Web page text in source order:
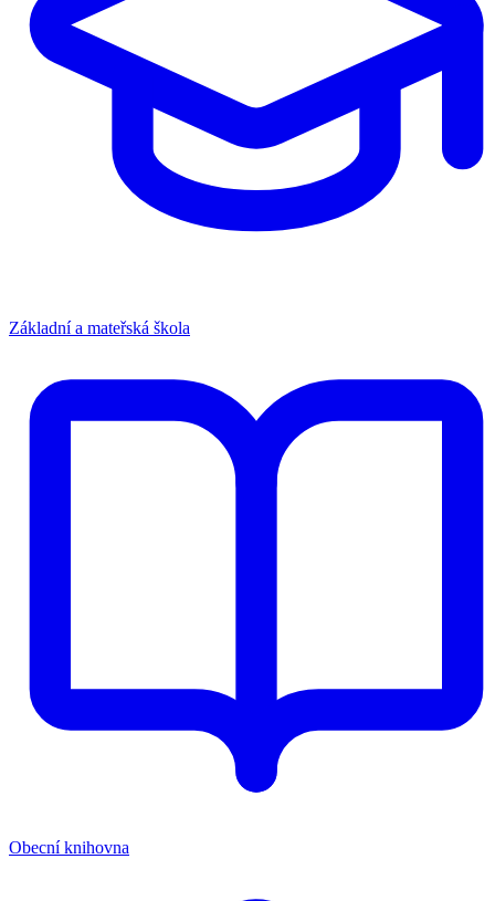
Základní a mateřská škola
Obecní knihovna